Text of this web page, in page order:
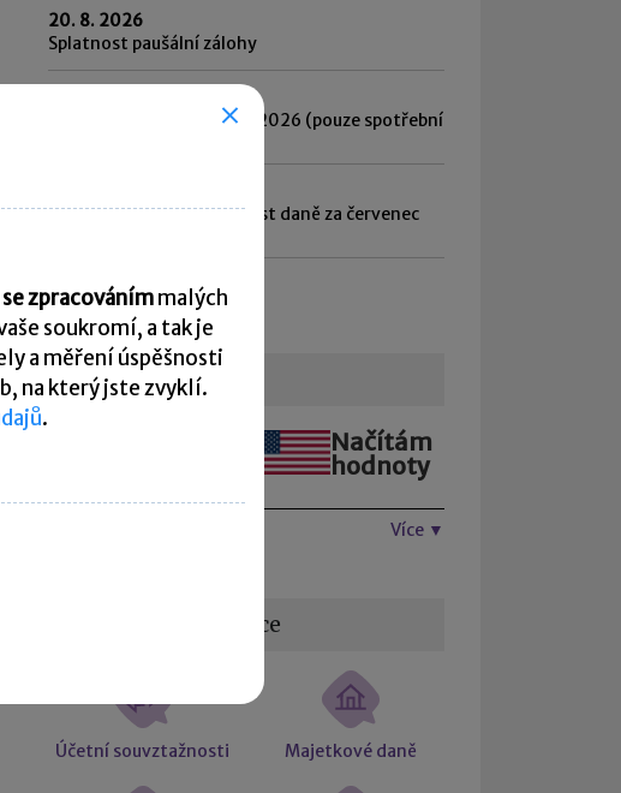
20. 8. 2026
Splatnost paušální zálohy
Splatnost daně za červen 2026 (pouze spotřební
Daňové přiznání a splatnost daně za červenec
Přehled všech termínů ►
Kurzovní lístek
Načítám
hodnoty
Více ▼
Užitečné informace
Účetní souvztažnosti Majetkové daně
zpracovánímmalých
soukromí, a tak je
a měření úspěšnosti
na který jste zvyklí.
.